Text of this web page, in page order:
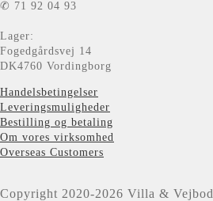
✆ 71 92 04 93
Lager:
Fogedgårdsvej 14
DK4760 Vordingborg
Handelsbetingelser
Leveringsmuligheder
Bestilling og betaling
Om vores virksomhed
Overseas Customers
Copyright 2020-2026 Villa & Vejbod